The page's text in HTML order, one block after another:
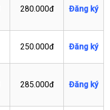
280.000đ Đăng ký
250.000đ Đăng ký
285.000đ Đăng ký